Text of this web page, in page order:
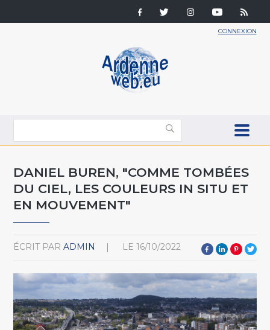
CONNEXION
DANIEL BUREN, "COMME TOMBÉES
DU CIEL, LES COULEURS IN SITU ET
EN MOUVEMENT"
ÉCRIT PAR ADMIN LE 16/10/2022